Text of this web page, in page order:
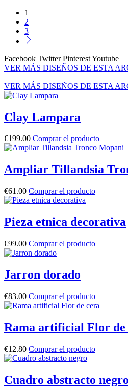
1
2
3
Facebook Twitter PinterestYoutube
VER MÁS DISEÑOS DE ESTA
VER MÁS DISEÑOS DE ESTA
Clay Lampara
€199.00 Comprar el producto
Ampliar Tillandsia
€61.00 Comprar el producto
Pieza etnica decorativa
€99.00 Comprar el producto
Jarron dorado
€83.00 Comprar el producto
Rama artificial Flor de
€12.80 Comprar el producto
Cuadro abstracto negro